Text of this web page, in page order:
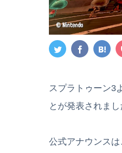
スプラトゥーン3
とが発表されまし
公式アナウンスは